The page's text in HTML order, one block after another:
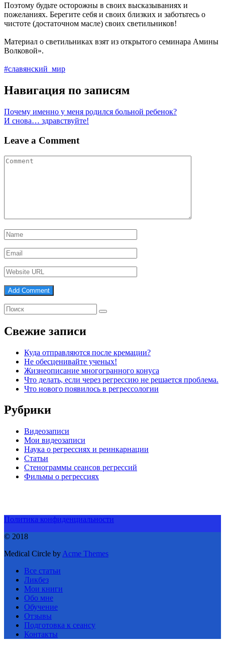
Поэтому будьте осторожны в своих высказываниях и
пожеланиях. Берегите себя и своих близких и заботьтесь о
чистоте (достаточном масле) своих светильников!
Материал о светильниках взят из открытого семинара Амины
Волковой».
#славянский_мир
Навигация по записям
Почему именно у меня родился больной ребенок?
И снова… здравствуйте!
Leave a Comment
Свежие записи
Куда отправляются после кремации?
Не обесценивайте ученых!
Жизнеописание многогранного конуса
Что делать, если через регрессию не решается проблема.
Что нового появилось в регрессологии
Рубрики
Видеозаписи
Мои видеозаписи
Наука о регрессиях и реинкарнации
Статьи
Стенограммы сеансов регрессий
Фильмы о регрессиях
Политика конфиденциальности
© 2018
Medical Circle by Acme Themes
Все статьи
Ликбез
Мои книги
Обо мне
Обучение
Отзывы
Подготовка к сеансу
Контакты